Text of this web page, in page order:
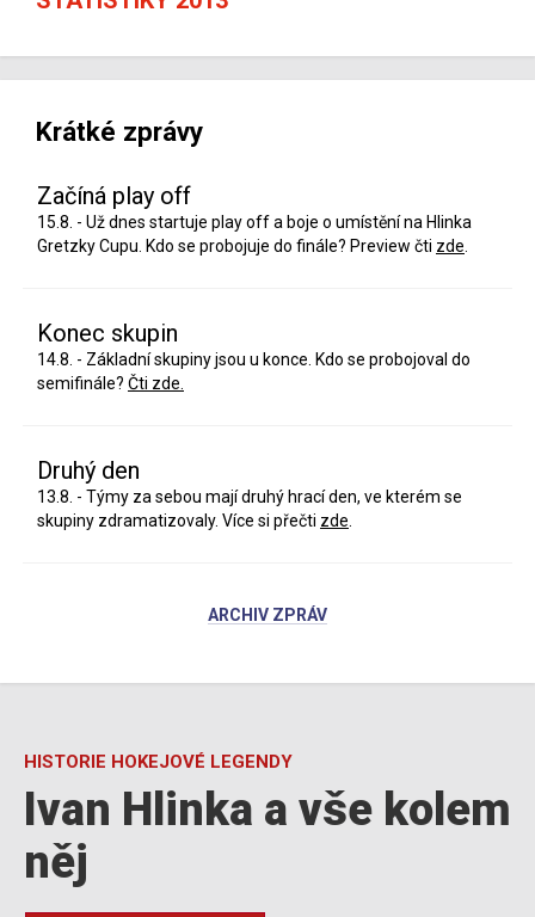
Krátké zprávy
Začíná play off
15.8. - Už dnes startuje play off a boje o umístění na Hlinka
Gretzky Cupu. Kdo se probojuje do finále? Preview čti zde
Konec skupin
14.8. - Základní skupiny jsou u konce. Kdo se probojoval do
semifinále? Čti zde.
Druhý den
13.8. - Týmy za sebou mají druhý hrací den, ve kterém se
skupiny zdramatizovaly. Více si přečti zde
ARCHIV ZPRÁV
HISTORIE HOKEJOVÉ LEGENDY
Ivan Hlinka a vše kolem
něj